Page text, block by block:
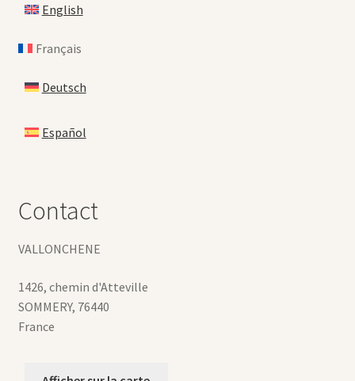
English
Français
Deutsch
Español
Contact
VALLONCHENE
1426, chemin d'Atteville
SOMMERY, 76440
France